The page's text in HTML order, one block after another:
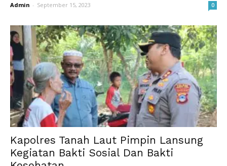
Admin - September 15, 2023 0
Kapolres Tanah Laut Pimpin Lansung
Kegiatan Bakti Sosial Dan Bakti